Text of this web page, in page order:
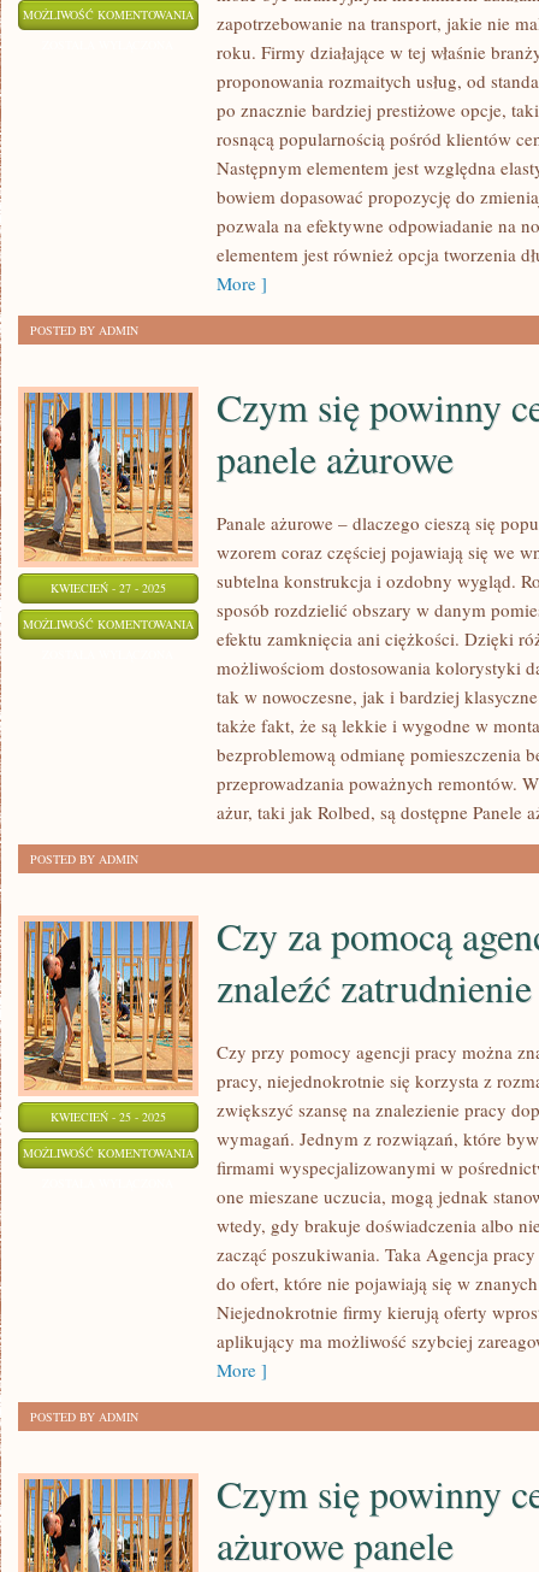
MOŻLIWOŚĆ KOMENTOWANIA
JAKICH
POMYŚLEĆ
WYNAJMIE
SAMOCHODU
KIEROWCĄ
zapotrzebowanie na transport, jakie nie
roku. Firmy działające w tej właśnie
proponowania rozmaitych usług, od
po znacznie bardziej prestiżowe opcje,
rosnącą popularnością pośród klientów
Następnym elementem jest względna
bowiem dopasować propozycję do
pozwala na efektywne odpowiadanie na
elementem jest również opcja tworzenia
More ]
POSTED BY ADMIN
KWIECIEŃ - 27 - 2025
MOŻLIWOŚĆ KOMENTOWANIA CZYM
AŻUROWE
Czym się powinny
panele ażurowe
Panale ażurowe – dlaczego cieszą się
wzorem coraz częściej pojawiają się we
subtelna konstrukcja i ozdobny wygląd.
sposób rozdzielić obszary w danym
efektu zamknięcia ani ciężkości. Dzięki
możliwościom dostosowania kolorystyki
tak w nowoczesne, jak i bardziej
także fakt, że są lekkie i wygodne w
bezproblemową odmianę pomieszczenia
przeprowadzania poważnych remontów.
ażur, taki jak Rolbed, są dostępne Panele
POSTED BY ADMIN
KWIECIEŃ - 25 - 2025
MOŻLIWOŚĆ KOMENTOWANIA
ZNALEŹĆ
ZATRUDNIENIE
Czy za pomocą
znaleźć zatrudnienie
Czy przy pomocy agencji pracy można
pracy, niejednokrotnie się korzysta z
zwiększyć szansę na znalezienie pracy
wymagań. Jednym z rozwiązań, które
firmami wyspecjalizowanymi w
one mieszane uczucia, mogą jednak
wtedy, gdy brakuje doświadczenia albo
zacząć poszukiwania. Taka Agencja
do ofert, które nie pojawiają się w
Niejednokrotnie firmy kierują oferty
aplikujący ma możliwość szybciej
More ]
POSTED BY ADMIN
Czym się powinny
ażurowe panele